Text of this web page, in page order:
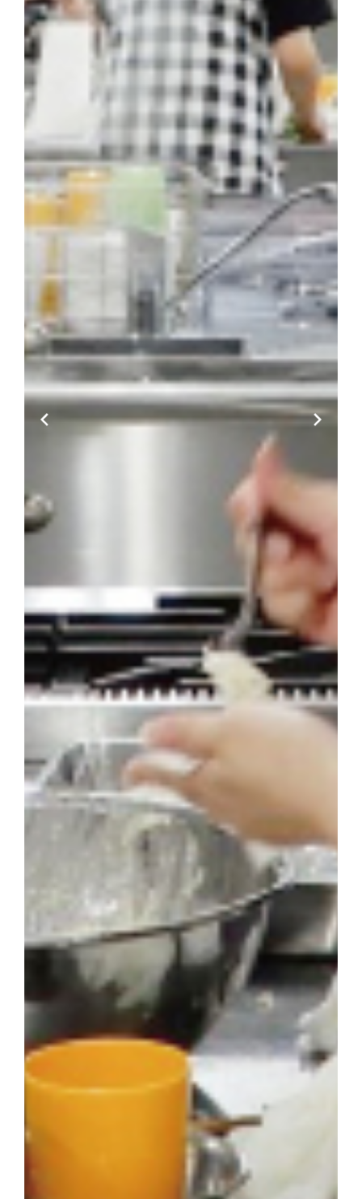
採用情報
地域キャンパス
組織・沿革
池高とは
コース紹介
総合コース [札幌本
校]
一般コース
進路実現コース
集中スクーリングコ
ース
地域キャンパス
学費納入ほか
オープンキャンパス
個別相談会
随時個別相談
Voice
教員メッセージ
在校生メッセージ